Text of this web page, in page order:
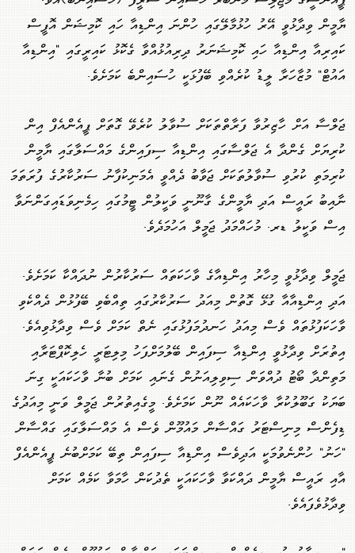
ޔާމީން ވިދާޅުވީ އޭރު ހުޅުމާލޭގައި ހުންނަ އިންޑިއާ ހައި ކޮމިޝަން އޮފީސް
ކައިރިއާ އިންޑިއާ ހައި ކޮމިޝަނަރު ދިރިއުޅުއްވާ ގެކޮޅު ކައިރީގައި "އިންޑިއާ
އައުޓް" މުޒާހަރާ ލީޑު ކުރެއްވި ބޭފުޅަކީ ހުސައިންބެ ކަމަށެވެ.
ޖަލްސާ އަށް ހާޒިރުވާ ފަރާތްތަކަށް ސުވާލު ކުރެވޭ ގޮތަށް ޕީއެންއެފް އިން
ކުރިޔަށް ގެންދާ އެ ޖަލްސާގައި އިންޑިއާ ސިފައިންގެ މައްސަލާގައި ޔާމީން
ކުރިމަތި ކުރުވި ސުވާލުތަކަށް ޖަވާބު ދެއްވީ އެމަނިކުފާނު ސަރުކާރުގެ ފުރަތަމަ
ނާއިބު ރައީސް އަދި ޔާމީންގެ ގާނޫނީ ވަކީލުން ޓީމުގައި ހިމެނިވަޑައިގަންނަވާ
އިސް ވަކީލު ޑރ. މުހައްމަދު ޖަމީލް އަހުމަދެވެ.
ޖަމީލް ވިދާޅުވީ މިހާރު އިންޑިއާގެ ވާހަކަތައް ސަރުކާރުން ނުދައްކާ ކަމަށެވެ.
އަދި އިންޑިއާއާ ގުޅޭ ގޮތުން މިއަދު ސަރުކާރުގައި ތިއްބެވި ބޭފުޅުން ދެއްކެވި
ވާހަކަފުޅުތައް ވެސް މިއަދު ހަނދުމަފުޅުގައި ނެތް ކަމަށް ވެސް ވިދާޅުވިއެވެ.
އިތުރަށް ވިދާޅުވީ އިންޑިއާ ސިފައިން ބޭލުމަށްފަހު މިލިޓަރީ ހެލިކޮޕްޓަރާއި
މަތިންދާ ބޯޓު ދުއްވަން ސިވިލިއަނުން ގެނައި ކަމަށް ބުނާ ވާހަކައަކީ ގިނަ
ބަޔަކު ގަބޫލުކުރާ ވާހަކައެއް ނޫން ކަމަށެވެ. މީގެއިތުރުން ޖަމީލް ވަނީ މިއަދުގެ
ޑިފެންސް މިނިސްޓަރު ގައްސާން މައުމޫން ވެސް އެ މައްސަލާގައި ގައްސާން
"ހަނު" ހުންނެވުމަކީ އަދިވެސް އިންޑިއާ ސިފައިން ތިބޭ ކަމަށްބުނެ ޕީއެންއެފް
އާއި ރައީސް ޔާމީން ދައްކަވާ ވާހަކައަކީ ތެދުކަން ހާމަވާ ކަމެއް ކަމަށް
ވިދާޅުވެފައެވެ.